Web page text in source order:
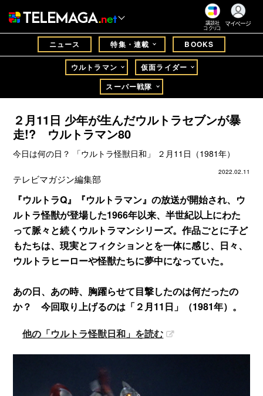
講談社
コクリコ
マイページ
ニュース 特集・連載 BOOKS
ウルトラマン
仮面ライダー
スーパー戦隊
２月11日 少年が生んだウルトラセブンが暴
走!? ウルトラマン80
今日は何の日？ 「ウルトラ怪獣日和」 ２月11日（1981年）
2022.02.11
テレビマガジン編集部
『ウルトラQ』『ウルトラマン』の放送が開始され、ウ
ルトラ怪獣が登場した1966年以来、半世紀以上にわた
って脈々と続くウルトラマンシリーズ。作品ごとに子ど
もたちは、現実とフィクションとを一体に感じ、日々、
ウルトラヒーローや怪獣たちに夢中になっていた。
あの日、あの時、胸躍らせて目撃したのは何だったの
か？ 今回取り上げるのは「２月11日」（1981年）。
他の「ウルトラ怪獣日和」を読む